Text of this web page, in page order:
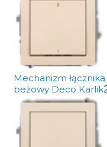
Mechanizm
beżowy Deco Karlik